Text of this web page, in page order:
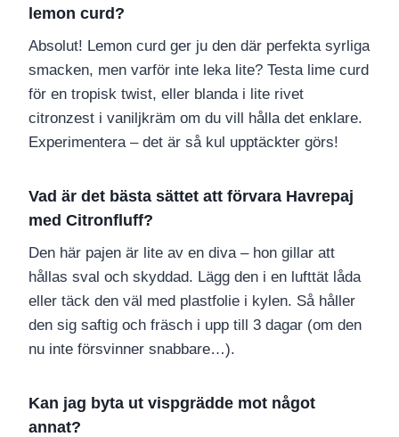
lemon curd?
Absolut! Lemon curd ger ju den där perfekta syrliga
smacken, men varför inte leka lite? Testa lime curd
för en tropisk twist, eller blanda i lite rivet
citronzest i vaniljkräm om du vill hålla det enklare.
Experimentera – det är så kul upptäckter görs!
Vad är det bästa sättet att förvara Havrepaj
med Citronfluff?
Den här pajen är lite av en diva – hon gillar att
hållas sval och skyddad. Lägg den i en lufttät låda
eller täck den väl med plastfolie i kylen. Så håller
den sig saftig och fräsch i upp till 3 dagar (om den
nu inte försvinner snabbare…).
Kan jag byta ut vispgrädde mot något
annat?